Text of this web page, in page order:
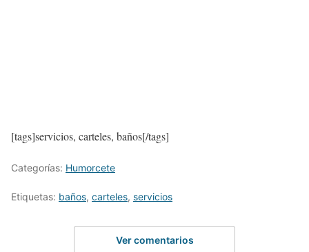
[tags]servicios, carteles, baños[/tags]
Categorías: Humorcete
Etiquetas: baños, carteles, servicios
Ver comentarios